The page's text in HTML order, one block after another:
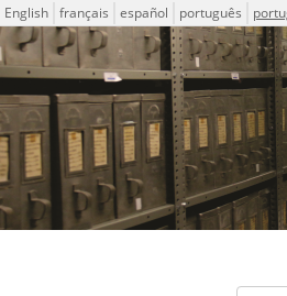
Idioma
English français español português
Descrições arquivísticas
Projeto ICA-AtoM